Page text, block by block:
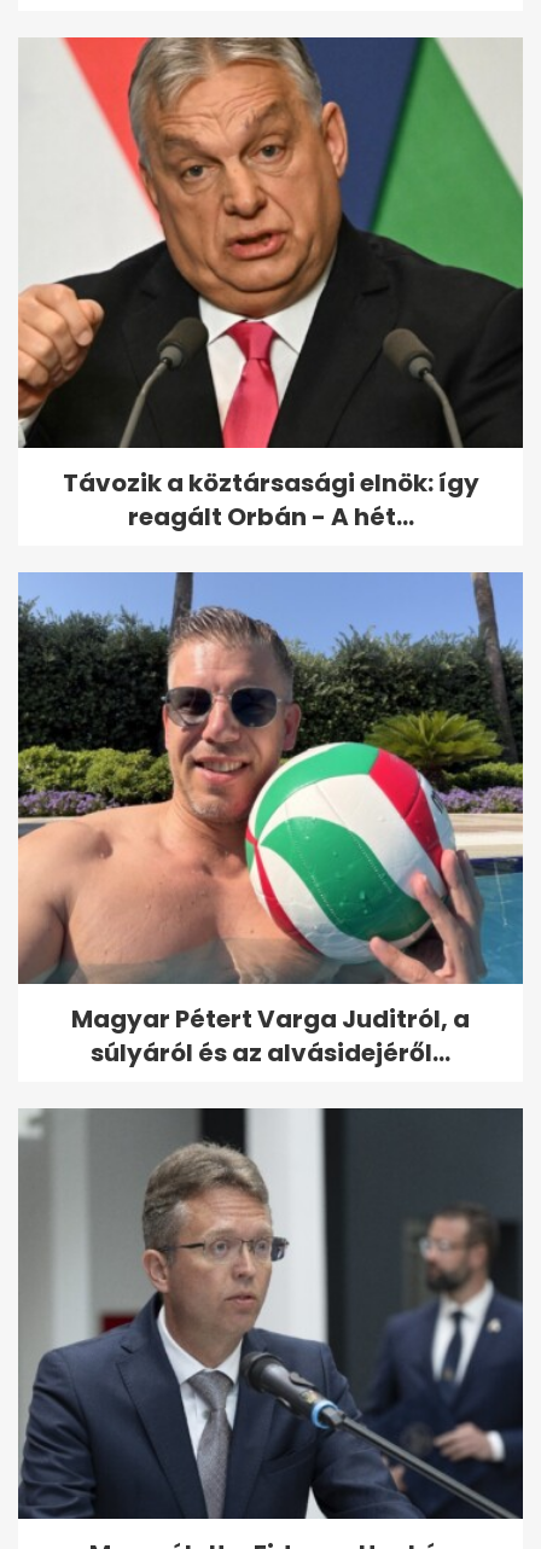
Távozik a köztársasági elnök: így
reagált Orbán - A hét...
Magyar Pétert Varga Juditról, a
súlyáról és az alvásidejéről...